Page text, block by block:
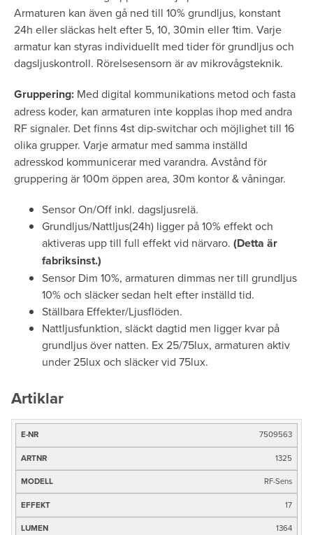
Armaturen kan även gå ned till 10% grundljus, konstant
24h eller släckas helt efter 5, 10, 30min eller 1tim. Varje
armatur kan styras individuellt med tider för grundljus och
dagsljuskontroll. Rörelsesensorn är av mikrovågsteknik.
Gruppering: Med digital kommunikations metod och fasta
adress koder, kan armaturen inte kopplas ihop med andra
RF signaler. Det finns 4st dip-switchar och möjlighet till 16
olika grupper. Varje armatur med samma inställd
adresskod kommunicerar med varandra. Avstånd för
gruppering är 100m öppen area, 30m kontor & våningar.
Sensor On/Off inkl. dagsljusrelä.
Grundljus/Nattljus(24h) ligger på 10% effekt och
aktiveras upp till full effekt vid närvaro. (Detta är
fabriksinst.)
Sensor Dim 10%, armaturen dimmas ner till grundljus
10% och släcker sedan helt efter inställd tid.
Ställbara Effekter/Ljusflöden.
Nattljusfunktion, släckt dagtid men ligger kvar på
grundljus över natten. Ex 25/75lux, armaturen aktiv
under 25lux och släcker vid 75lux.
Artiklar
E-
nr
Artnr
Modell
7509563
1325
RF-Sens
17
1364